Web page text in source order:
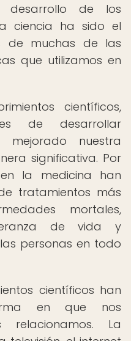
desarrollo de los
ciencia ha sido el
de muchas de las
que utilizamos en
científicos,
de desarrollar
nuestra
significativa. Por
la medicina han
tratamientos más
mortales,
de vida y
personas en todo
científicos han
en que nos
La